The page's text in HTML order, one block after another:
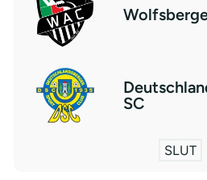
SC
SLUT